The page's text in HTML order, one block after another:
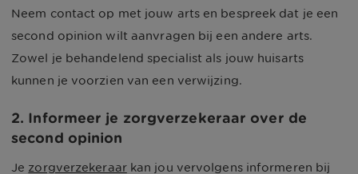
Neem contact op met jouw arts en bespreek dat je een
second opinion wilt aanvragen bij een andere arts.
Zowel je behandelend specialist als jouw huisarts
kunnen je voorzien van een verwijzing.
2. Informeer je zorgverzekeraar over de
second opinion
Je zorgverzekeraarkan jou vervolgens informeren bij